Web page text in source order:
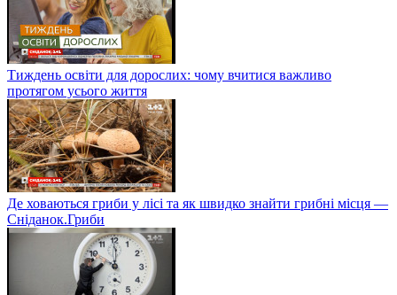
Тиждень освіти для дорослих: чому вчитися важливо
протягом усього життя
Де ховаються гриби у лісі та як швидко знайти грибні місця —
Сніданок.Гриби